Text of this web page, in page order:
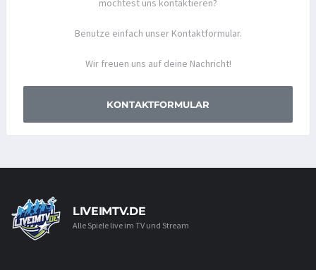
möchtest uns kontaktieren?
Benutze einfach unser Kontaktformular.
Wir freuen uns auf deine Nachricht!
KONTAKTFORMULAR
LIVEIMTV.DE
Alle Spiele live im TV und Stream